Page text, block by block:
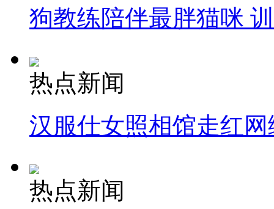
狗教练陪伴最胖猫咪
热点新闻
汉服仕女照相馆走红网
热点新闻